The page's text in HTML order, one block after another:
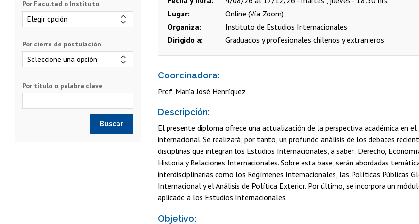
Lugar
Online (Vía Zoom)
Organiza
Instituto de Estudios Internacionales
Dirigido a
Graduados y profesionales chilenos y extranjeros
Coordinadora:
Prof. María José Henríquez
Descripción:
El presente diploma ofrece una actualización de la perspectiva académica en
internacional. Se realizará, por tanto, un profundo análisis de los debates
disciplinas que integran los Estudios Internacionales, a saber: Derecho,
Historia y Relaciones Internacionales. Sobre esta base, serán abordadas
interdisciplinarias como los Regímenes Internacionales, las Políticas Públicas
Internacional y el Análisis de Política Exterior. Por último, se incorpora un
aplicado a los Estudios Internacionales.
Objetivo:
Por Facultad o Instituto
Por cierre de postulación
Por título o palabra clave